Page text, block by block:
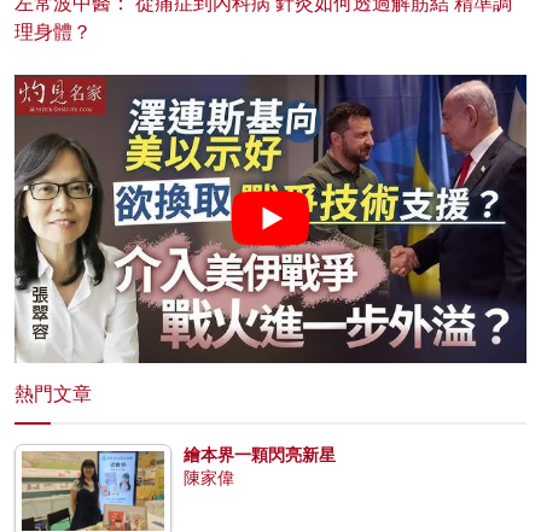
理身體？
熱門文章
繪本界一顆閃亮新星
陳家偉